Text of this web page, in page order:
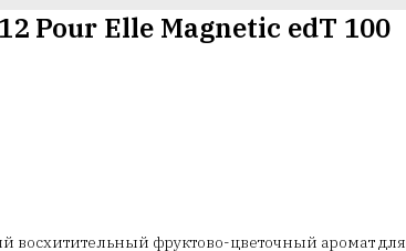
Pour Elle Magnetic edT 100
восхитительный фруктово-цветочный аромат для